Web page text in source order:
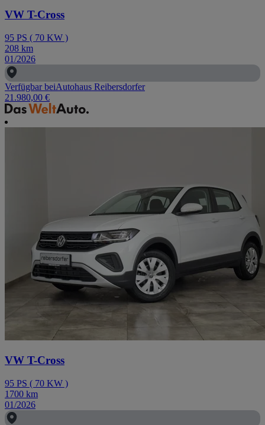
VW T-Cross
95 PS ( 70 KW )
208 km
01/2026
Verfügbar beiAutohaus Reibersdorfer
21.980,00 €
VW T-Cross
95 PS ( 70 KW )
1700 km
01/2026